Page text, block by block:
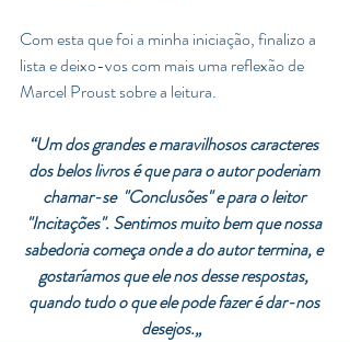
Com esta que foi a minha iniciação, finalizo a
lista e deixo-vos com mais uma reflexão de
Marcel Proust sobre a leitura.
“Um dos grandes e maravilhosos caracteres
dos belos livros é que para o autor poderiam
chamar-se  "Conclusões" e para o leitor
"Incitações". Sentimos muito bem que nossa
sabedoria começa onde a do autor termina, e
gostaríamos que ele nos desse respostas,
quando tudo o que ele pode fazer é dar-nos
desejos.„